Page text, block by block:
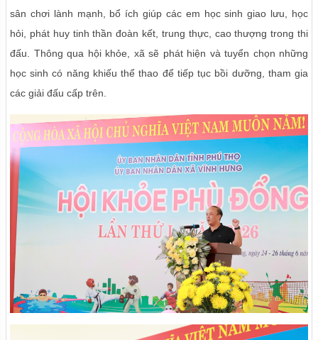
sân chơi lành mạnh, bổ ích giúp các em học sinh giao lưu, học
hỏi, phát huy tinh thần đoàn kết, trung thực, cao thượng trong thi
đấu. Thông qua hội khỏe, xã sẽ phát hiện và tuyển chọn những
học sinh có năng khiếu thể thao để tiếp tục bồi dưỡng, tham gia
các giải đấu cấp trên.